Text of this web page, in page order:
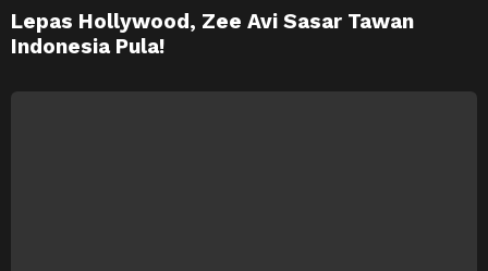
Lepas Hollywood, Zee Avi Sasar Tawan
Indonesia Pula!